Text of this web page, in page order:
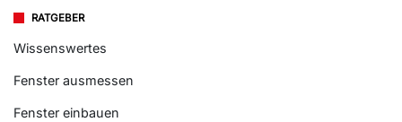
RATGEBER
Wissenswertes
Fenster ausmessen
Fenster einbauen